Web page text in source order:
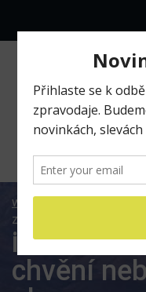
www.ilumio.cz
zbavit chvění neboli
iMovie:
chvění